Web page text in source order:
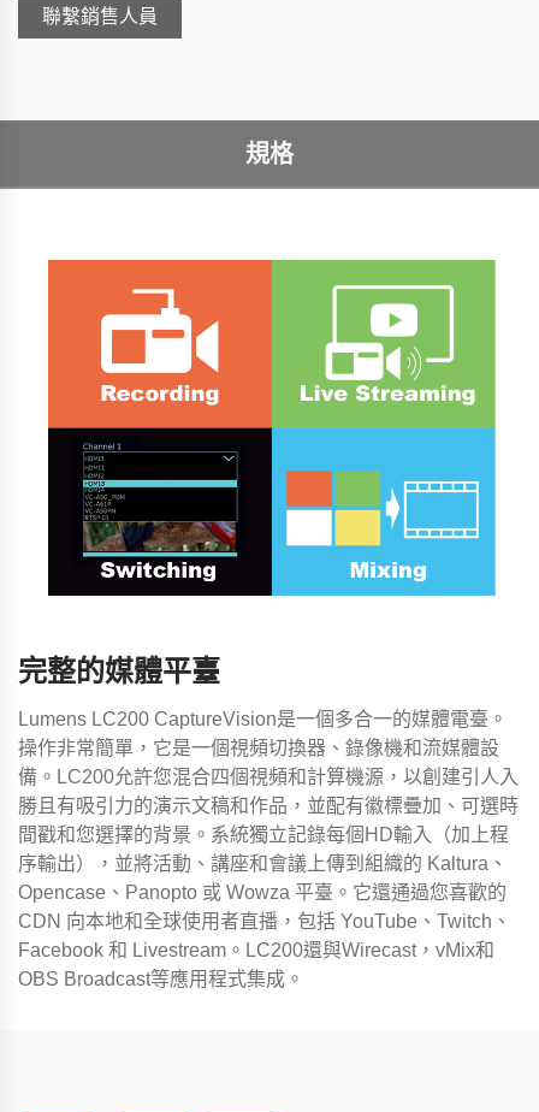
聯繫銷售人員
規格
完整的媒體平臺
Lumens LC200 CaptureVision是一個多合一的媒體電臺。
操作非常簡單，它是一個視頻切換器、錄像機和流媒體設
備。LC200允許您混合四個視頻和計算機源，以創建引人入
勝且有吸引力的演示文稿和作品，並配有徽標疊加、可選時
間戳和您選擇的背景。系統獨立記錄每個HD輸入（加上程
序輸出），並將活動、講座和會議上傳到組織的 Kaltura、
Opencase、Panopto 或 Wowza 平臺。它還通過您喜歡的
CDN 向本地和全球使用者直播，包括 YouTube、Twitch、
Facebook 和 Livestream。LC200還與Wirecast，vMix和
OBS Broadcast等應用程式集成。